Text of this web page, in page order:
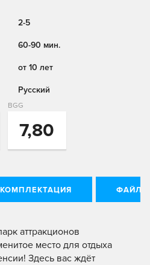
2-5
60-90 мин.
от 10 лет
Русский
BGG
7,80
КОМПЛЕКТАЦИЯ ФАЙЛЫ
аттракционов
место для отдыха
Здесь вас ждёт